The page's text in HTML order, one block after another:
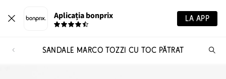
Aplicația bonprix LA APP
SANDALE MARCO TOZZI CU TOC PĂTRAT